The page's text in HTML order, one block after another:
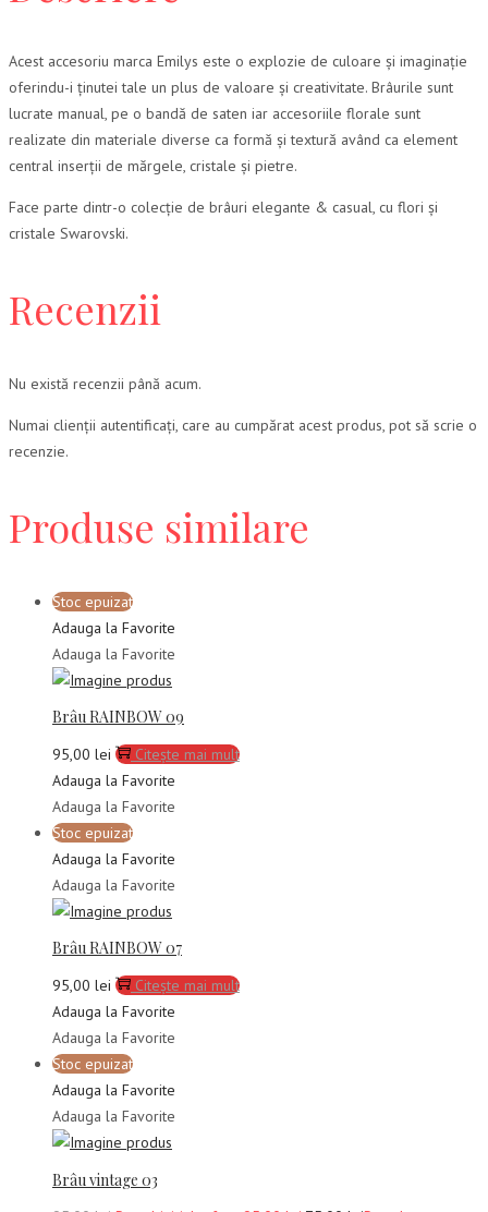
Acest accesoriu marca Emilys este o explozie de culoare și imaginație
oferindu-i ținutei tale un plus de valoare și creativitate. Brâurile sunt
lucrate manual, pe o bandă de saten iar accesoriile florale sunt
realizate din materiale diverse ca formă și textură având ca element
central inserții de mărgele, cristale și pietre.
Face parte dintr-o colecție de brâuri elegante & casual, cu flori și
cristale Swarovski.
Recenzii
Nu există recenzii până acum.
Numai clienții autentificați, care au cumpărat acest produs, pot să scrie o
recenzie.
Produse similare
Stoc epuizat
Adauga la Favorite
Adauga la Favorite
Brâu RAINBOW 09
95,00 lei
Citește mai mult
Adauga la Favorite
Adauga la Favorite
Stoc epuizat
Adauga la Favorite
Adauga la Favorite
Brâu RAINBOW 07
95,00 lei
Citește mai mult
Adauga la Favorite
Adauga la Favorite
Stoc epuizat
Adauga la Favorite
Adauga la Favorite
Brâu vintage 03